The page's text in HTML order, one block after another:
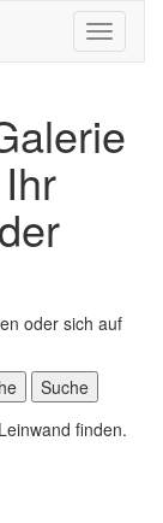
Toggle
oder sich auf
Suche